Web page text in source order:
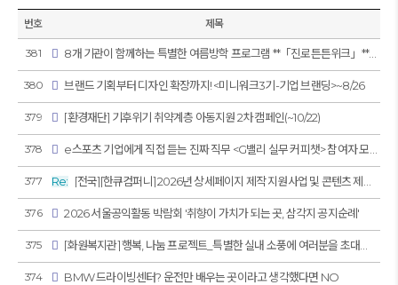
번호 제목
381 8개 기관이 함께하는 특별한 여름방학 프로그램 **「진로튼튼위크」**에 여러분을 초대합니다!
380 브랜드 기획부터 디자인 확장까지! <미니워크3기-기업 브랜딩>~8/26
379 [환경재단] 기후위기 취약계층 아동지원 2차 캠페인(~10/22)
378 e스포츠 기업에게 직접 듣는 진짜 직무 <G밸리 실무 커피챗> 참여자 모집(~8/23)
377 Re: [전국][한큐컴퍼니] 2026년 상세페이지 제작 지원사업 및 콘텐츠 제작 지원사업 3차 모집
376 2026 서울공익활동 박람회 '취향이 가치가 되는 곳, 삼각지 공지순례'
375 [화원복지관] 행복, 나눔 프로젝트_특별한 실내 소풍에 여러분을 초대합니다!
374 BMW 드라이빙센터? 운전만 배우는 곳이라고 생각했다면 NO